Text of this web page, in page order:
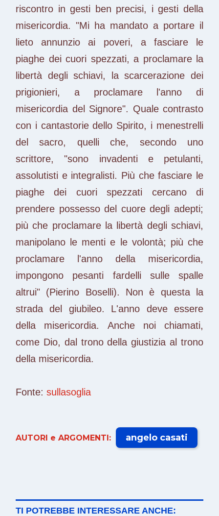
riscontro in gesti ben precisi, i gesti della
misericordia. "Mi ha mandato a portare il
lieto annunzio ai poveri, a fasciare le
piaghe dei cuori spezzati, a proclamare la
libertà degli schiavi, la scarcerazione dei
prigionieri, a proclamare l'anno di
misericordia del Signore". Quale contrasto
con i cantastorie dello Spirito, i menestrelli
del sacro, quelli che, secondo uno
scrittore, "sono invadenti e petulanti,
assolutisti e integralisti. Più che fasciare le
piaghe dei cuori spezzati cercano di
prendere possesso del cuore degli adepti;
più che proclamare la libertà degli schiavi,
manipolano le menti e le volontà; più che
proclamare l'anno della misericordia,
impongono pesanti fardelli sulle spalle
altrui" (Pierino Boselli). Non è questa la
strada del giubileo. L'anno deve essere
della misericordia. Anche noi chiamati,
come Dio, dal trono della giustizia al trono
della misericordia.
Fonte: sullasoglia
AUTORI e ARGOMENTI: angelo casati
TI POTREBBE INTERESSARE ANCHE: